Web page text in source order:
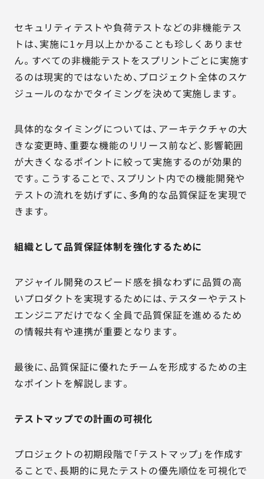
セキュリティテストや負荷テストなどの非機能テス
トは、実施に1ヶ月以上かかることも珍しくありませ
ん。すべての非機能テストをスプリントごとに実施す
るのは現実的ではないため、プロジェクト全体のスケ
ジュールのなかでタイミングを決めて実施します。
具体的なタイミングについては、アーキテクチャの大
きな変更時、重要な機能のリリース前など、影響範囲
が大きくなるポイントに絞って実施するのが効果的
です。こうすることで、スプリント内での機能開発や
テストの流れを妨げずに、多角的な品質保証を実現で
きます。
組織として品質保証体制を強化するために
アジャイル開発のスピード感を損なわずに品質の高
いプロダクトを実現するためには、テスターやテスト
エンジニアだけでなく全員で品質保証を進めるため
の情報共有や連携が重要となります。
最後に、品質保証に優れたチームを形成するための主
なポイントを解説します。
テストマップでの計画の可視化
プロジェクトの初期段階で「テストマップ」を作成す
ることで、長期的に見たテストの優先順位を可視化で